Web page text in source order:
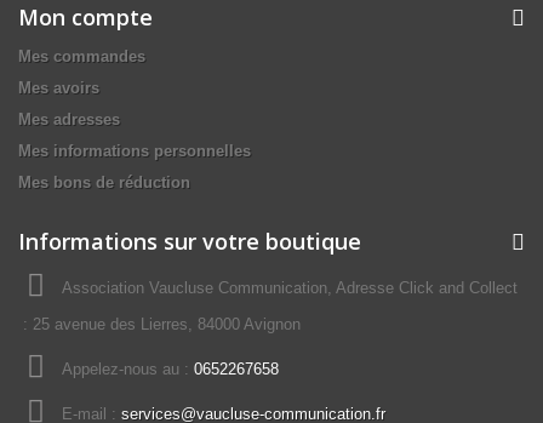
Mon compte
Mes commandes
Mes avoirs
Mes adresses
Mes informations personnelles
Mes bons de réduction
Informations sur votre boutique
Association Vaucluse Communication, Adresse Click and Collect
: 25 avenue des Lierres, 84000 Avignon
Appelez-nous au : 0652267658
E-mail : services@vaucluse-communication.fr